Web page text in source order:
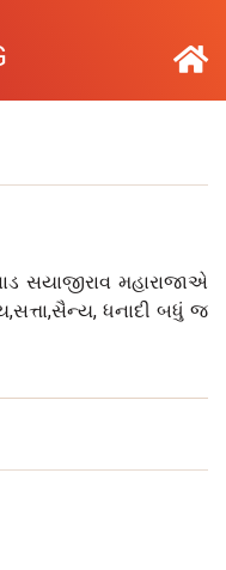
સયાજીરાવ મહારાજાએ
ધનાદી બધું જ